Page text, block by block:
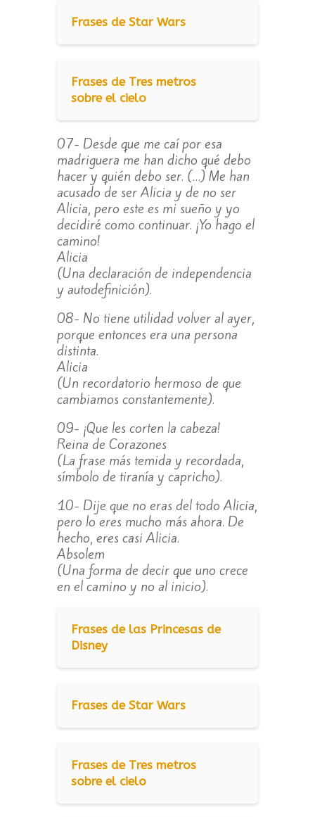
Frases de Star Wars
Frases de Tres metros
sobre el cielo
07- Desde que me caí por esa
madriguera me han dicho qué debo
hacer y quién debo ser. (…) Me han
acusado de ser Alicia y de no ser
Alicia, pero este es mi sueño y yo
decidiré como continuar. ¡Yo hago el
camino!
Alicia
(Una declaración de independencia
y autodefinición).
08- No tiene utilidad volver al ayer,
porque entonces era una persona
distinta.
Alicia
(Un recordatorio hermoso de que
cambiamos constantemente).
09- ¡Que les corten la cabeza!
Reina de Corazones
(La frase más temida y recordada,
símbolo de tiranía y capricho).
10- Dije que no eras del todo Alicia,
pero lo eres mucho más ahora. De
hecho, eres casi Alicia.
Absolem
(Una forma de decir que uno crece
en el camino y no al inicio).
Frases de las Princesas de
Disney
Frases de Star Wars
Frases de Tres metros
sobre el cielo